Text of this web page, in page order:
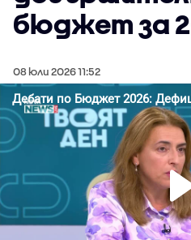
бюджет за
08 юли 2026 11:52